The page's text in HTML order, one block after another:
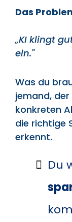
Das
„KI klingt
ein."
Was du
jemand,
konkreten
die richtige
erkennt.
Du